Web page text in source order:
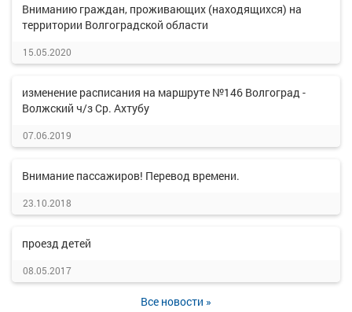
Вниманию граждан, проживающих (находящихся) на
территории Волгоградской области
15.05.2020
изменение расписания на маршруте №146 Волгоград -
Волжский ч/з Ср. Ахтубу
07.06.2019
Внимание пассажиров! Перевод времени.
23.10.2018
проезд детей
08.05.2017
Все новости »